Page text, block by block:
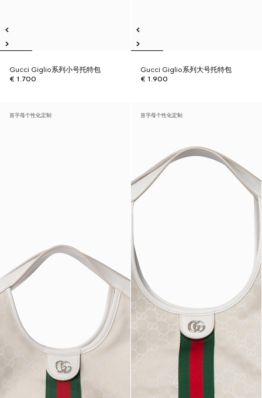
Gucci Giglio系列小号托特包
€ 1.700
Gucci Giglio系列大号托特包
€ 1.900
首字母个性化定制 首字母个性化定制